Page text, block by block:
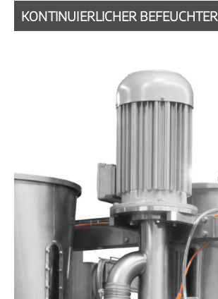
KONTINUIERLICHER BEFEUCHTER